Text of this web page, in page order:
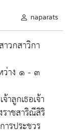
naparats
วกสาวิกา
ว่าง ๑ - ๓
ลูกเธอเจ้า
าชสาริณีสิริ
รประชวร